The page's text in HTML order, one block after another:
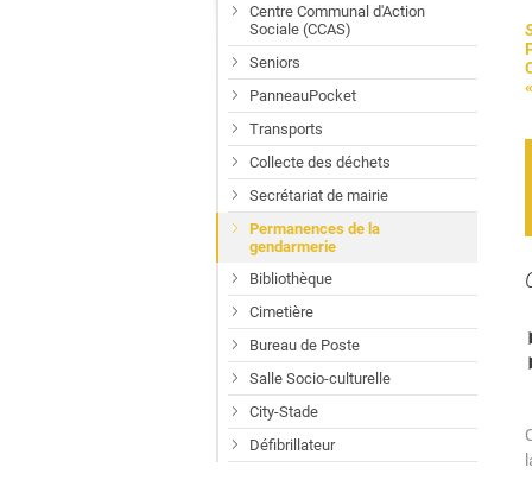
Centre Communal d'Action
Sociale (CCAS)
Seniors
PanneauPocket
Transports
Collecte des déchets
Secrétariat de mairie
Permanences de la
gendarmerie
Bibliothèque
Cimetière
Bureau de Poste
Salle Socio-culturelle
City-Stade
Défibrillateur